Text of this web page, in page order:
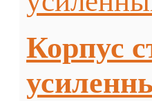
Корпус